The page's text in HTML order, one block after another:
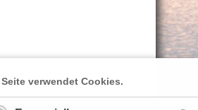
Osterreiner Segelclub e.V.
Seite verwendet Cookies.